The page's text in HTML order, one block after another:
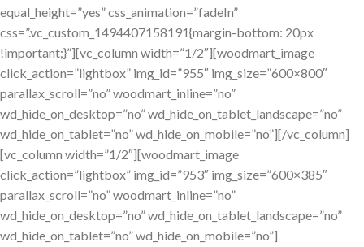
equal_height=”yes” css_animation=”fadeIn”
css=”.vc_custom_1494407158191{margin-bottom: 20px
!important;}”][vc_column width=”1/2″][woodmart_image
click_action=”lightbox” img_id=”955″ img_size=”600×800″
parallax_scroll=”no” woodmart_inline=”no”
wd_hide_on_desktop=”no” wd_hide_on_tablet_landscape=”no”
wd_hide_on_tablet=”no” wd_hide_on_mobile=”no”][/vc_column]
[vc_column width=”1/2″][woodmart_image
click_action=”lightbox” img_id=”953″ img_size=”600×385″
parallax_scroll=”no” woodmart_inline=”no”
wd_hide_on_desktop=”no” wd_hide_on_tablet_landscape=”no”
wd_hide_on_tablet=”no” wd_hide_on_mobile=”no”]